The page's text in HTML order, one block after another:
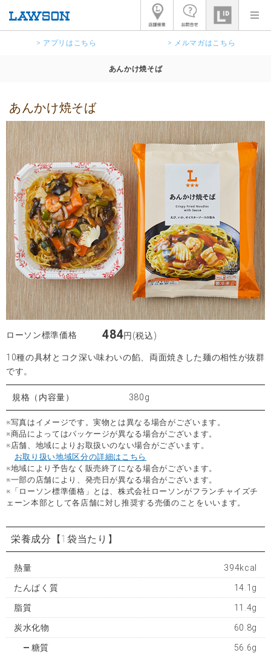
> アプリはこちら > メルマガはこちら
あんかけ焼そば
あんかけ焼そば
ローソン標準価格 484円(税込)
10種の具材とコク深い味わいの餡、両面焼きした麺の相性が抜群
です。
規格（内容量） 380g
※写真はイメージです。実物とは異なる場合がございます。
※商品によってはパッケージが異なる場合がございます。
※店舗、地域によりお取扱いのない場合がございます。
お取り扱い地域区分の詳細はこちら
※地域により予告なく販売終了になる場合がございます。
※一部の店舗により、発売日が異なる場合がございます。
※「ローソン標準価格」とは、株式会社ローソンがフランチャイズチ
ェーン本部として各店舗に対し推奨する売価のことをいいます。
栄養成分 【1袋当たり】
熱量 394kcal
たんぱく質 14.1g
脂質 11.4g
炭水化物 60.8g
糖質 56.6g